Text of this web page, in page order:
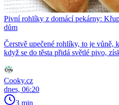
Pivní rohlíky z domácí pekárny:
dům
Čerstvě upečené rohlíky, to je vůně,
když se do těsta přidá světlé pivo,
Cooky.cz
dnes, 06:20
3 min